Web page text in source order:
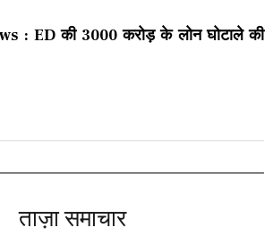
: ED की 3000 करोड़ के लोन घोटाले की
ताज़ा समाचार